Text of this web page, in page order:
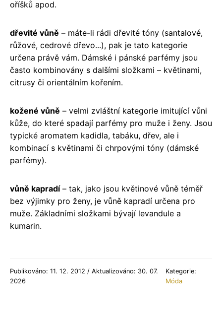
oříšků apod.
dřevité vůně – máte-li rádi dřevité tóny (santalové,
růžové, cedrové dřevo...), pak je tato kategorie
určena právě vám. Dámské i pánské parfémy jsou
často kombinovány s dalšími složkami – květinami,
citrusy či orientálním kořením.
kožené vůně – velmi zvláštní kategorie imitující vůni
kůže, do které spadají parfémy pro muže i ženy. Jsou
typické aromatem kadidla, tabáku, dřev, ale i
kombinací s květinami či chrpovými tóny (dámské
parfémy).
vůně kapradí– tak, jako jsou květinové vůně téměř
bez výjimky pro ženy, je vůně kapradí určena pro
muže. Základními složkami bývají levandule a
kumarin.
Publikováno: 11. 12. 2012 / Aktualizováno: 30. 07.
2026
Kategorie:
Móda